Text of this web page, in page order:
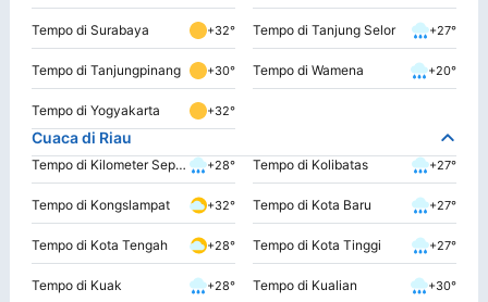
Tempo di Surabaya +32° Tempo di Tanjung Selor +27°
Tempo di Tanjungpinang +30° Tempo di Wamena +20°
Tempo di Yogyakarta +32°
Cuaca di Riau
Tempo di Kilometer Sepuluh Rumbai +28° Tempo di Kolibatas +27°
Tempo di Kongslampat +32° Tempo di Kota Baru +27°
Tempo di Kota Tengah +28° Tempo di Kota Tinggi +27°
Tempo di Kuak +28° Tempo di Kualian +30°